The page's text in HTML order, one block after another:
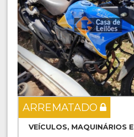
ARREMATADO
VEÍCULOS, MAQUINÁRIOS